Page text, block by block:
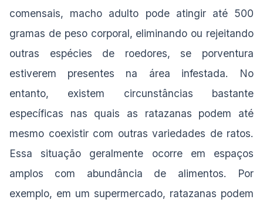
comensais, macho adulto pode atingir até 500
gramas de peso corporal, eliminando ou rejeitando
outras espécies de roedores, se porventura
estiverem presentes na área infestada. No
entanto, existem circunstâncias bastante
específicas nas quais as ratazanas podem até
mesmo coexistir com outras variedades de ratos.
Essa situação geralmente ocorre em espaços
amplos com abundância de alimentos. Por
exemplo, em um supermercado, ratazanas podem